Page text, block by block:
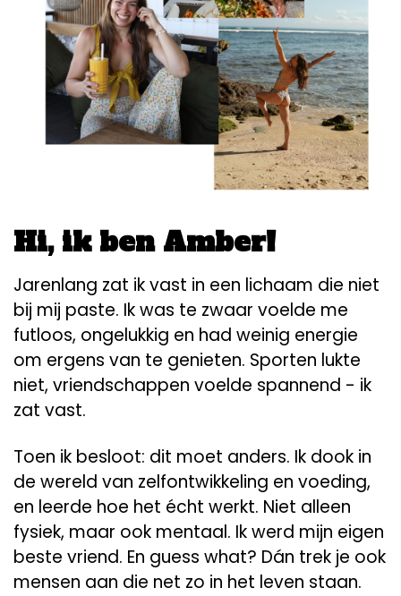
Hi, ik ben Amber!
Jarenlang zat ik vast in een lichaam die niet
bij mij paste. Ik was te zwaar voelde me
futloos, ongelukkig en had weinig energie
om ergens van te genieten. Sporten lukte
niet, vriendschappen voelde spannend - ik
zat vast.
Toen ik besloot: dit moet anders. Ik dook in
de wereld van zelfontwikkeling en voeding,
en leerde hoe het écht werkt. Niet alleen
fysiek, maar ook mentaal. Ik werd mijn eigen
beste vriend. En guess what? Dán trek je ook
mensen aan die net zo in het leven staan.